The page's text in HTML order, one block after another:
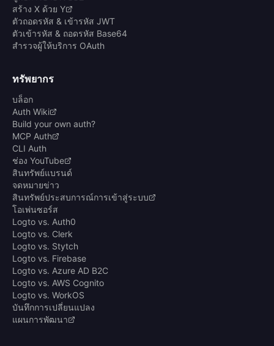
สร้าง X ด้วย Y
ตัวถอดรหัส & เข้ารหัส JWT
ตัวเข้ารหัส & ถอดรหัส Base64
สำรวจผู้ให้บริการ OAuth
ทรัพยากร
บล็อก
Auth Wiki
Build your own auth?
MCP Auth
CLI Auth
ช่อง YouTube
สินทรัพย์แบรนด์
จดหมายข่าว
สินทรัพย์ประสบการณ์การเข้าสู่ระบบ
โอเพ่นซอร์ส
Logto vs. Auth0
Logto vs. Clerk
Logto vs. Stytch
Logto vs. Firebase
Logto vs. Azure AD B2C
Logto vs. AWS Cognito
Logto vs. WorkOS
บันทึกการเปลี่ยนแปลง
แผนการพัฒนา